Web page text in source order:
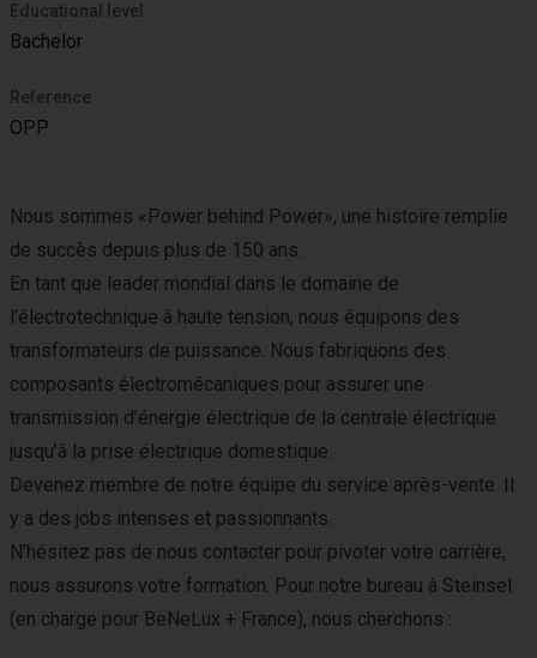
Educational level
Bachelor
Reference
OPP
Nous sommes «Power behind Power», une histoire remplie
de succès depuis plus de 150 ans.
En tant que leader mondial dans le domaine de
l’électrotechnique à haute tension, nous équipons des
transformateurs de puissance. Nous fabriquons des
composants électromécaniques pour assurer une
transmission d’énergie électrique de la centrale électrique
jusqu’à la prise électrique domestique.
Devenez membre de notre équipe du service après-vente. Il
y a des jobs intenses et passionnants.
N’hésitez pas de nous contacter pour pivoter votre carrière,
nous assurons votre formation. Pour notre bureau à Steinsel
(en charge pour BeNeLux + France), nous cherchons :